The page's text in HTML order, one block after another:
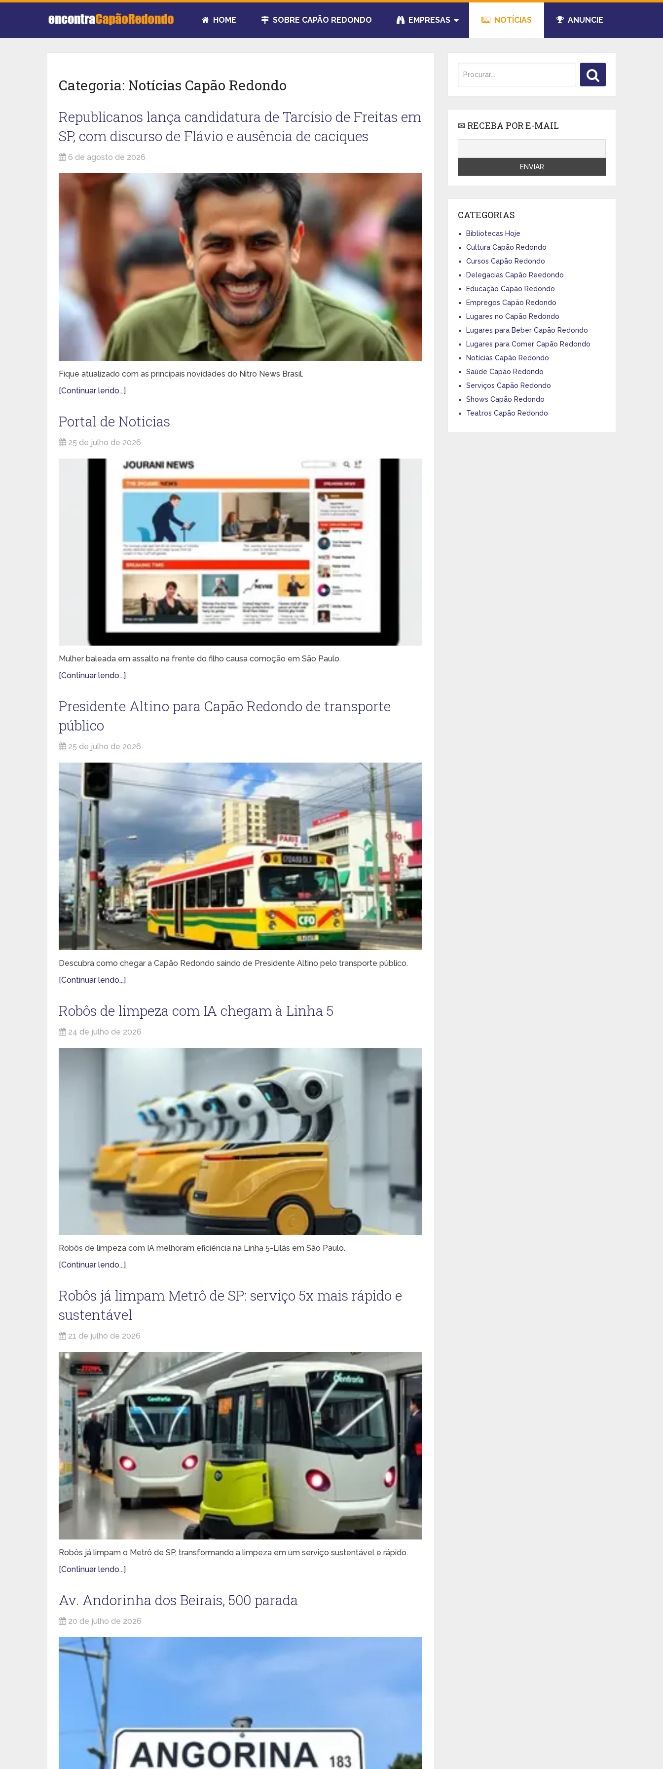
HOME SOBRE CAPÃO REDONDO EMPRESAS NOTÍCIAS ANUNCIE
Categoria: Notícias Capão Redondo
Republicanos lança candidatura de Tarcísio de Freitas em
SP, com discurso de Flávio e ausência de caciques
6 de agosto de 2026
Fique atualizado com as principais novidades do Nitro News Brasil.
[Continuar lendo...]
Portal de Noticias
25 de julho de 2026
Mulher baleada em assalto na frente do filho causa comoção em São Paulo.
[Continuar lendo...]
Presidente Altino para Capão Redondo de transporte
público
25 de julho de 2026
Descubra como chegar a Capão Redondo saindo de Presidente Altino pelo transporte público.
[Continuar lendo...]
Robôs de limpeza com IA chegam à Linha 5
24 de julho de 2026
Robôs de limpeza com IA melhoram eficiência na Linha 5-Lilás em São Paulo.
[Continuar lendo...]
Robôs já limpam Metrô de SP: serviço 5x mais rápido e
sustentável
21 de julho de 2026
Robôs já limpam o Metrô de SP, transformando a limpeza em um serviço sustentável e rápido.
[Continuar lendo...]
Av. Andorinha dos Beirais, 500 parada
20 de julho de 2026
✉ RECEBA POR E-MAIL
CATEGORIAS
Bibliotecas Hoje
Cultura Capão Redondo
Cursos Capão Redondo
Delegacias Capão Reedondo
Educação Capão Redondo
Empregos Capão Redondo
Lugares no Capão Redondo
Lugares para Beber Capão Redondo
Lugares para Comer Capão Redondo
Notícias Capão Redondo
Saúde Capão Redondo
Serviços Capão Redondo
Shows Capão Redondo
Teatros Capão Redondo